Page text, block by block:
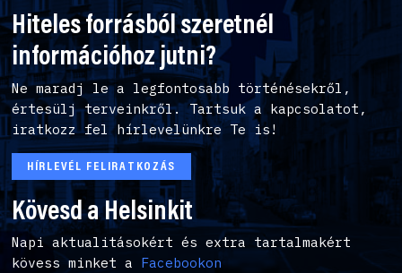
Hiteles forrásból szeretnél
információhoz jutni?
Ne maradj le a legfontosabb történésekről,
értesülj terveinkről. Tartsuk a kapcsolatot,
iratkozz fel hírlevelünkre Te is!
HÍRLEVÉL FELIRATKOZÁS
Kövesd a Helsinkit
Napi aktualitásokért és extra tartalmakért
kövess minket a Facebookon